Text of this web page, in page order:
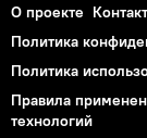
О проекте
Политика
Политика
Правила
технологий